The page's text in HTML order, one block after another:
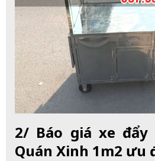
2/ Báo giá xe
Quán Xinh 1m2 ưu